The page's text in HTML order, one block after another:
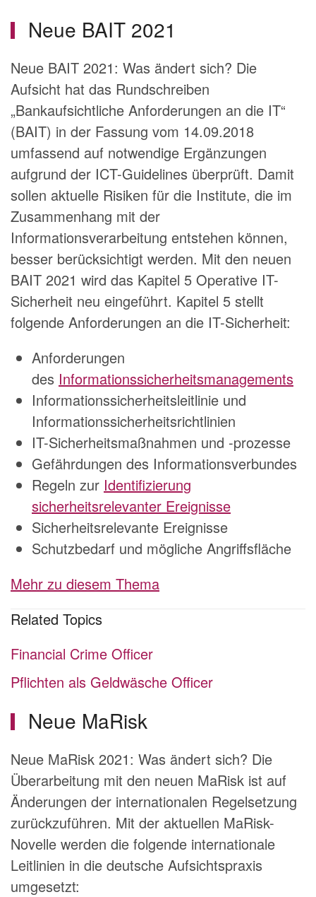
Neue BAIT 2021
Neue BAIT 2021: Was ändert sich? Die
Aufsicht hat das Rundschreiben
„Bankaufsichtliche Anforderungen an die IT“
(BAIT) in der Fassung vom 14.09.2018
umfassend auf notwendige Ergänzungen
aufgrund der ICT-Guidelines überprüft. Damit
sollen aktuelle Risiken für die Institute, die im
Zusammenhang mit der
Informationsverarbeitung entstehen können,
besser berücksichtigt werden. Mit den neuen
BAIT 2021 wird das Kapitel 5 Operative IT-
Sicherheit neu eingeführt. Kapitel 5 stellt
folgende Anforderungen an die IT-Sicherheit:
Anforderungen
des Informationssicherheitsmanagements
Informationssicherheitsleitlinie und
Informationssicherheitsrichtlinien
IT-Sicherheitsmaßnahmen und -prozesse
Gefährdungen des Informationsverbundes
Regeln zur Identifizierung
sicherheitsrelevanter Ereignisse
Sicherheitsrelevante Ereignisse
Schutzbedarf und mögliche Angriffsfläche
Mehr zu diesem Thema
Related Topics
Financial Crime Officer
Pflichten als Geldwäsche Officer
Neue MaRisk
Neue MaRisk 2021: Was ändert sich? Die
Überarbeitung mit den neuen MaRisk ist auf
Änderungen der internationalen Regelsetzung
zurückzuführen. Mit der aktuellen MaRisk-
Novelle werden die folgende internationale
Leitlinien in die deutsche Aufsichtspraxis
umgesetzt: